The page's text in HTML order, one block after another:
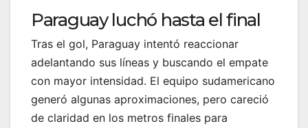
Paraguay luchó hasta el final
Tras el gol, Paraguay intentó reaccionar
adelantando sus líneas y buscando el empate
con mayor intensidad. El equipo sudamericano
generó algunas aproximaciones, pero careció
de claridad en los metros finales para